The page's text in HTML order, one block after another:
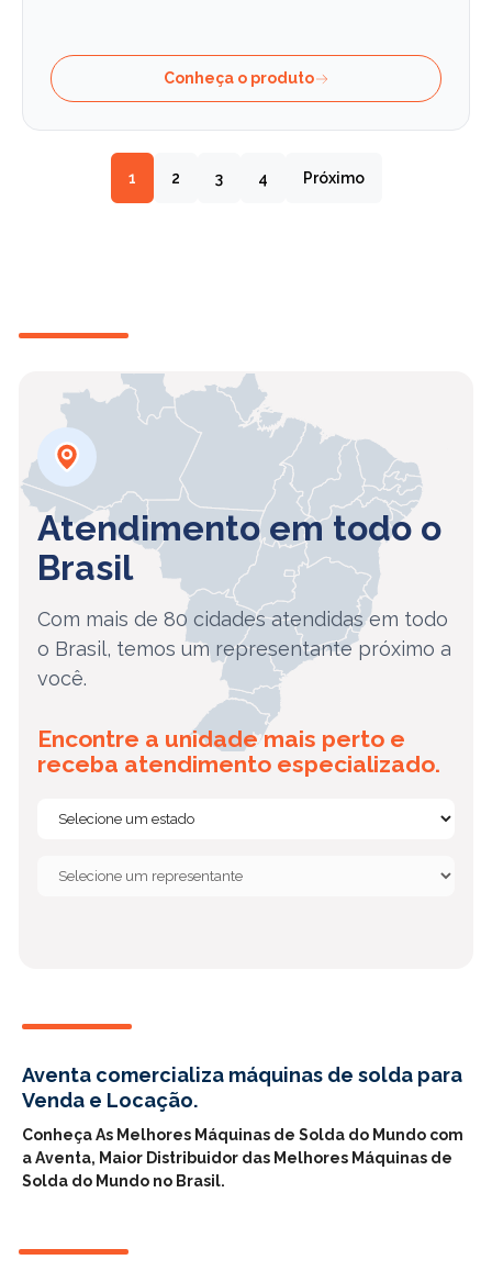
Conheça o produto
1 2 3 4 Próximo
Atendimento em todo o
Brasil
Com mais de 80 cidades atendidas em todo
o Brasil, temos um representante próximo a
você.
Encontre a unidade mais perto e
receba atendimento especializado.
Aventa comercializa máquinas de solda para
Venda e Locação.
Conheça As Melhores Máquinas de Solda do Mundo com
a Aventa, Maior Distribuidor das Melhores Máquinas de
Solda do Mundo no Brasil.